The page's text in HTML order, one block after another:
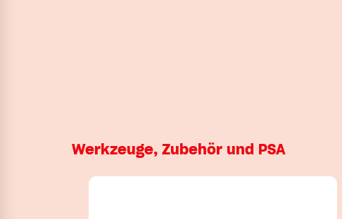
Werkzeuge, Zubehör und PSA